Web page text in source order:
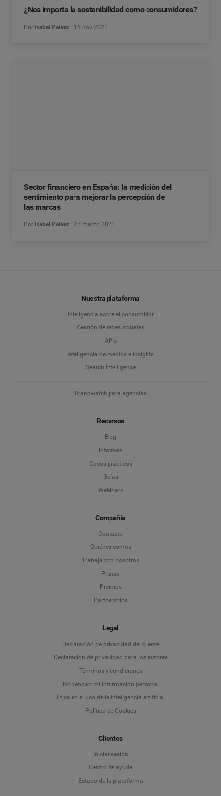
¿Nos importa la sostenibilidad como consumidores?
Por Isabel Peláez 16 nov 2021
Sector financiero en España: la medición del
sentimiento para mejorar la percepción de
las marcas
Por Isabel Peláez 27 marzo 2021
Nuestra plataforma
Inteligencia sobre el consumidor
Gestión de redes sociales
APIs
Inteligencia de medios e insights
Search Intelligence
Brandwatch para agencias
Recursos
Blog
Informes
Casos prácticos
Guías
Webinars
Compañía
Contacto
Quiénes somos
Trabaja con nosotros
Prensa
Premios
Partnerships
Legal
Declaración de privacidad del cliente
Declaración de privacidad para los autores
Términos y condiciones
No vendan mi información personal
Ética en el uso de la inteligencia artificial
Política de Cookies
Clientes
Iniciar sesión
Centro de ayuda
Estado de la plataforma